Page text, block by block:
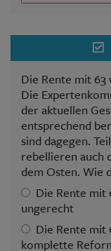
Die Rente mit
Die
der aktuellen
entsprechend
sind dagegen.
rebellieren auch
dem Osten. Wie
Die Rente mit
ungerecht
Die Rente mit
komplette